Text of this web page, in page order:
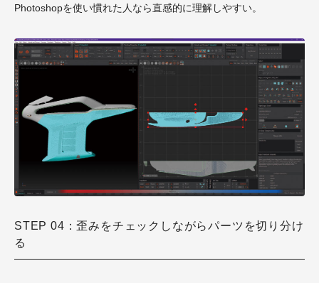
Photoshopを使い慣れた人なら直感的に理解しやすい。
STEP 04：歪みをチェックしながらパーツを切り分け
る